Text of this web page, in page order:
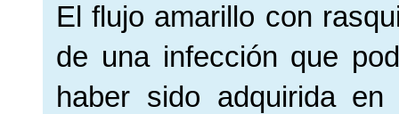
El flujo amarillo con
de una infección que
haber sido adquirida